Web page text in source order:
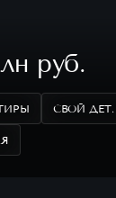
руб.
СВОЙ